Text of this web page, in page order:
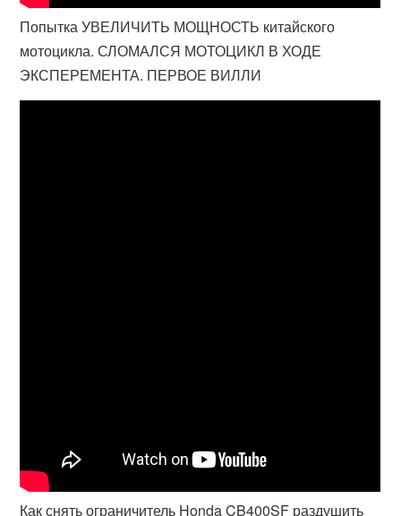
Попытка УВЕЛИЧИТЬ МОЩНОСТЬ китайского
мотоцикла. СЛОМАЛСЯ МОТОЦИКЛ В ХОДЕ
ЭКСПЕРЕМЕНТА. ПЕРВОЕ ВИЛЛИ
Как снять ограничитель Honda CB400SF раздушить